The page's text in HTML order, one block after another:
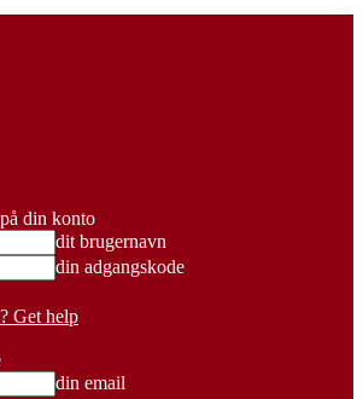
din konto
dit brugernavn
din adgangskode
Get help
din email